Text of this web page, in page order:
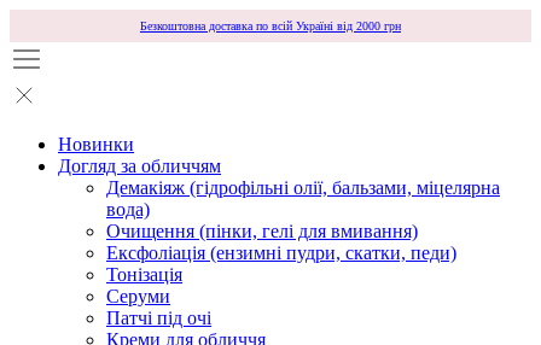
Безкоштовна доставка по всій Україні від 2000 грн
Новинки
Догляд за обличчям
Демакіяж (гідрофільні олії, бальзами, міцелярна
вода)
Очищення (пінки, гелі для вмивання)
Ексфоліація (ензимні пудри, скатки, педи)
Тонізація
Серуми
Патчі під очі
Креми для обличчя